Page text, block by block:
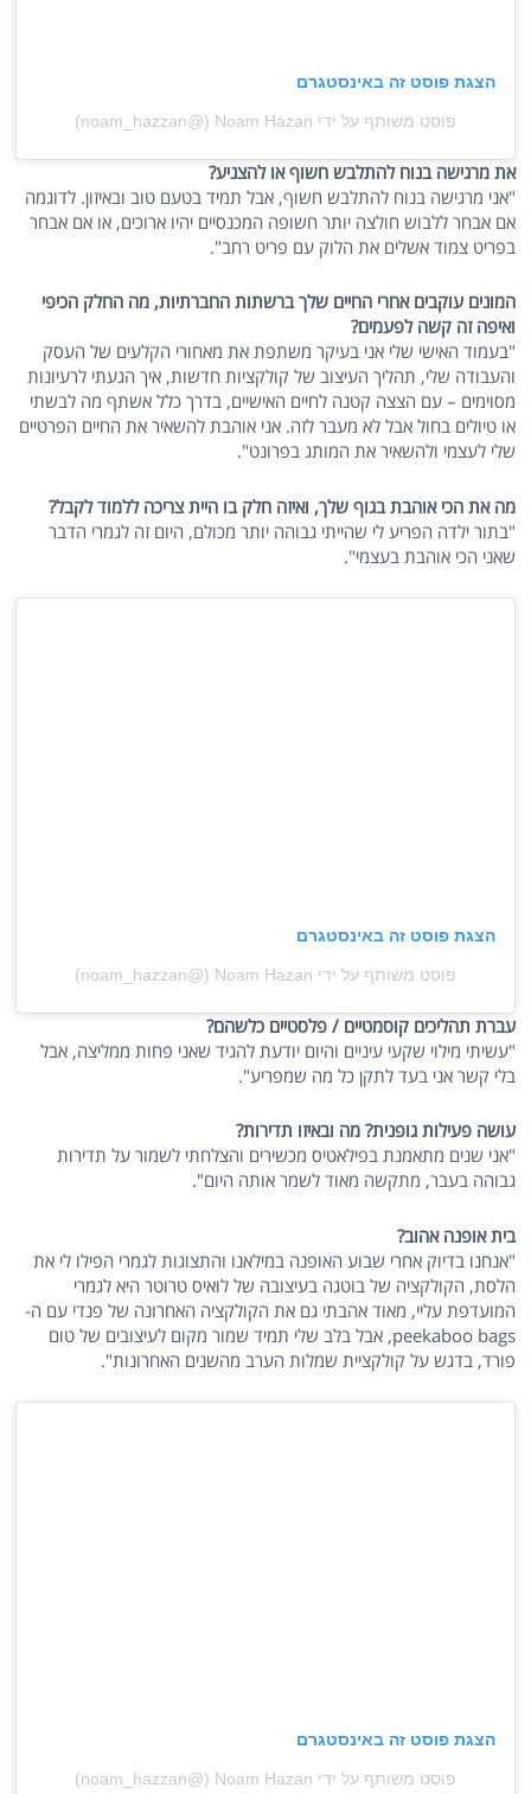
הצגת פוסט זה באינסטגרם
פוסט משותף על ידי ‏‎Noam Hazan‎‏ (@‏‎noam_hazzan‎‏)
את מרגישה בנוח להתלבש חשוף או להצניע?
"אני מרגישה בנוח להתלבש חשוף, אבל תמיד בטעם טוב ובאיזון. לדוגמה
אם אבחר ללבוש חולצה יותר חשופה המכנסיים יהיו ארוכים, או אם אבחר
בפריט צמוד אשלים את הלוק עם פריט רחב".
המונים עוקבים אחרי החיים שלך ברשתות החברתיות, מה החלק הכיפי
ואיפה זה קשה לפעמים?
"בעמוד האישי שלי אני בעיקר משתפת את מאחורי הקלעים של העסק
והעבודה שלי, תהליך העיצוב של קולקציות חדשות, איך הגעתי לרעיונות
מסוימים – עם הצצה קטנה לחיים האישיים, בדרך כלל אשתף מה לבשתי
או טיולים בחול אבל לא מעבר לזה. אני אוהבת להשאיר את החיים הפרטיים
שלי לעצמי ולהשאיר את המותג בפרונט".
מה את הכי אוהבת בגוף שלך, ואיזה חלק בו היית צריכה ללמוד לקבל?
"בתור ילדה הפריע לי שהייתי גבוהה יותר מכולם, היום זה לגמרי הדבר
שאני הכי אוהבת בעצמי".
הצגת פוסט זה באינסטגרם
פוסט משותף על ידי ‏‎Noam Hazan‎‏ (@‏‎noam_hazzan‎‏)
עברת תהליכים קוסמטיים / פלסטיים כלשהם?
"עשיתי מילוי שקעי עיניים והיום יודעת להגיד שאני פחות ממליצה, אבל
בלי קשר אני בעד לתקן כל מה שמפריע".
עושה פעילות גופנית? מה ובאיזו תדירות?
"אני שנים מתאמנת בפילאטיס מכשירים והצלחתי לשמור על תדירות
גבוהה בעבר, מתקשה מאוד לשמר אותה היום".
בית אופנה אהוב?
"אנחנו בדיוק אחרי שבוע האופנה במילאנו והתצוגות לגמרי הפילו לי את
הלסת, הקולקציה של בוטגה בעיצובה של לואיס טרוטר היא לגמרי
המועדפת עליי, מאוד אהבתי גם את הקולקציה האחרונה של פנדי עם ה-
peekaboo bags, אבל בלב שלי תמיד שמור מקום לעיצובים של טום
פורד, בדגש על קולקציית שמלות הערב מהשנים האחרונות".
הצגת פוסט זה באינסטגרם
פוסט משותף על ידי ‏‎Noam Hazan‎‏ (@‏‎noam_hazzan‎‏)